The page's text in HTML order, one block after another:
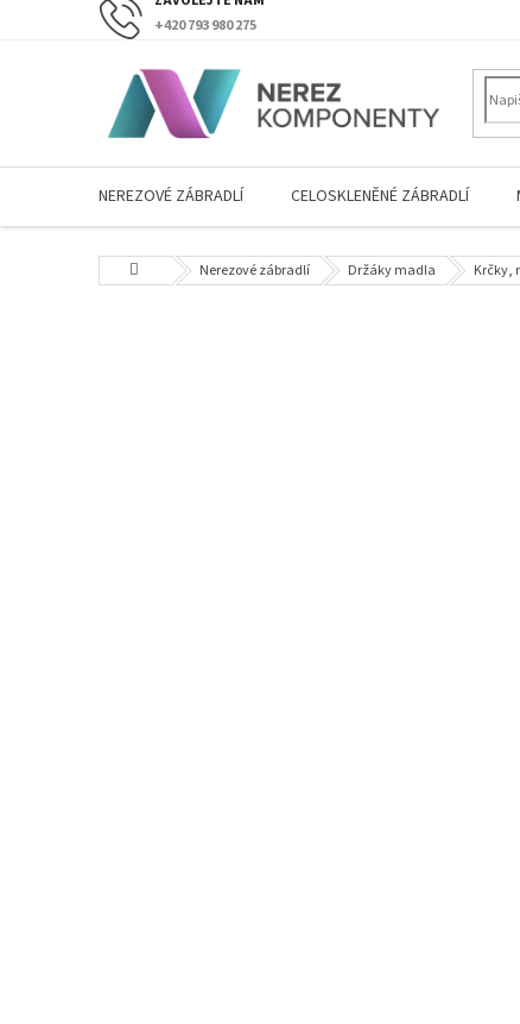
+420 793 980 275
NEREZOVÉ ZÁBRADLÍ CELOSKLENĚNÉ ZÁBRADLÍ
Domů Nerezové zábradlí Držáky madla Krčky,